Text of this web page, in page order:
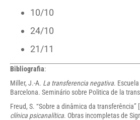
10/10
24/10
21/11
Bibliografia:
Miller, J.-A. La transferencia negativa.
Barcelona. Seminário sobre Politica de la
Freud, S. “Sobre a dinâmica da transferência”
clínica psicanalítica. Obras incompletas de